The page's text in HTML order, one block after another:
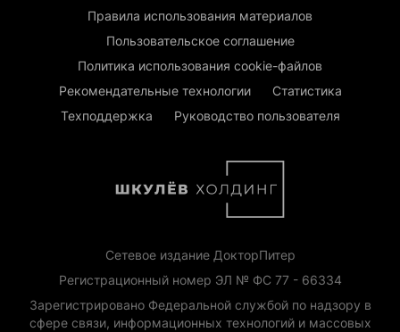
Правила использования материалов
Пользовательское соглашение
Политика использования cookie-файлов
Рекомендательные технологии
Статистика
Техподдержка
Руководство пользователя
Сетевое издание ДокторПитер
Регистрационный номер ЭЛ № ФС 77 - 66334
Зарегистрировано Федеральной службой по надзору в
сфере связи, информационных технологий и массовых